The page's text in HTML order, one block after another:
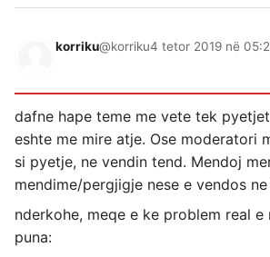
korriku@korriku4 tetor 2019 në
dafne hape teme me vete tek
eshte me mire atje. Ose moderatori
si pyetje, ne vendin tend. Mendoj
mendime/pergjigje nese e vendos
nderkohe, meqe e ke problem real e
puna: